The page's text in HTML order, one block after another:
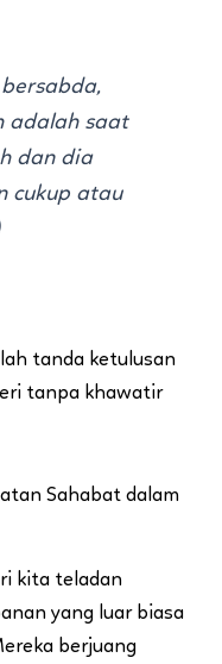
adalah saat
dan dia
cukup atau
tanda ketulusan
tanpa khawatir
Sahabat dalam
yang luar biasa
berjuang